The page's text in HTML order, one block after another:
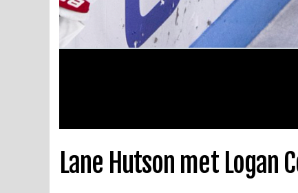
Lane Hutson met Logan